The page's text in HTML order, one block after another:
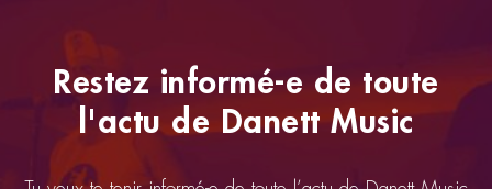
Restez informé-e de toute
l'actu de Danett Music